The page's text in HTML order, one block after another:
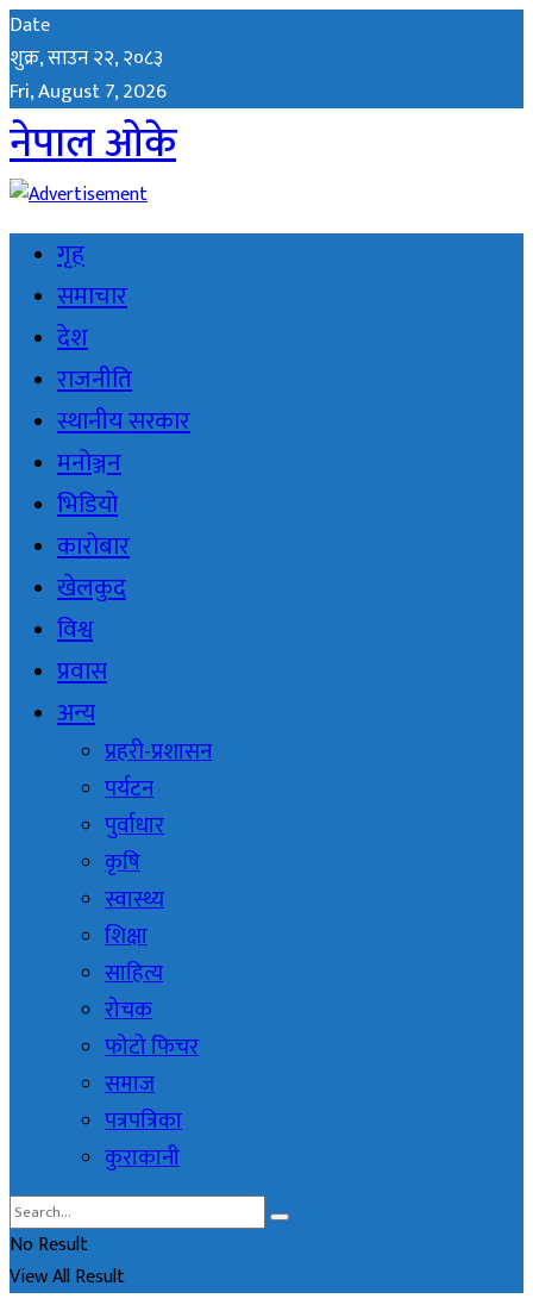
Date
शुक्र, साउन २२, २०८३
Fri, August 7, 2026
नेपाल ओके
गृह
समाचार
देश
राजनीति
स्थानीय सरकार
मनोञ्जन
भिडियो
कारोबार
खेलकुद
विश्व
प्रवास
अन्य
प्रहरी-प्रशासन
पर्यटन
पुर्वाधार
कृषि
स्वास्थ्य
शिक्षा
साहित्य
रोचक
फोटो फिचर
समाज
पत्रपत्रिका
कुराकानी
No Result
View All Result